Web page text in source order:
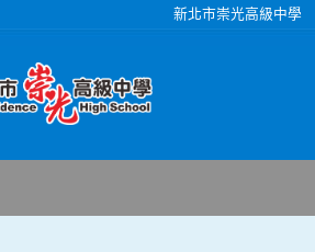
新北市崇光高級中學